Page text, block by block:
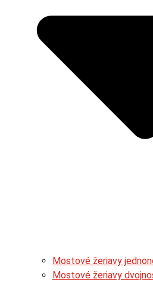
Mostové žeriavy
Mostové žeriavy